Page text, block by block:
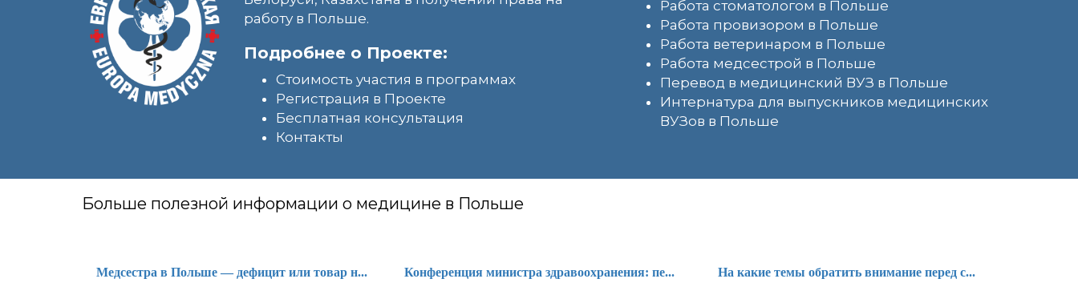
работу в Польше.
Подробнее о Проекте:
Стоимость участия в программах
Регистрация в Проекте
Бесплатная консультация
Контакты
Работа стоматологом в Польше
Работа провизором в Польше
Работа ветеринаром в Польше
Работа медсестрой в Польше
Перевод в медицинский ВУЗ в Польше
Интернатура для выпускников медицинских
ВУЗов в Польше
Больше полезной информации о медицине в Польше
Медсестра в Польше — дефицит или товар н... Конференция министра здравоохранения: пе... На какие темы обратить внимание перед с...